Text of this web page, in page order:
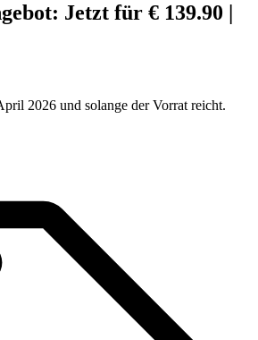
Jetzt für € 139.90 |
2026 und solange der Vorrat reicht.